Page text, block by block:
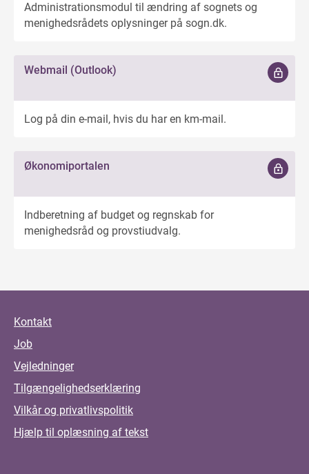
Administrationsmodul til ændring af sognets og
menighedsrådets oplysninger på sogn.dk.
Webmail (Outlook)
Log på din e-mail, hvis du har en km-mail.
Økonomiportalen
Indberetning af budget og regnskab for
menighedsråd og provstiudvalg.
Kontakt
Job
Vejledninger
Tilgængelighedserklæring
Vilkår og privatlivspolitik
Hjælp til oplæsning af tekst